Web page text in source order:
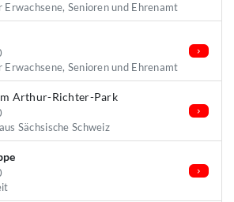
Senioren und Ehrenamt
Senioren und Ehrenamt
Arthur-Richter-Park
Sächsische Schweiz